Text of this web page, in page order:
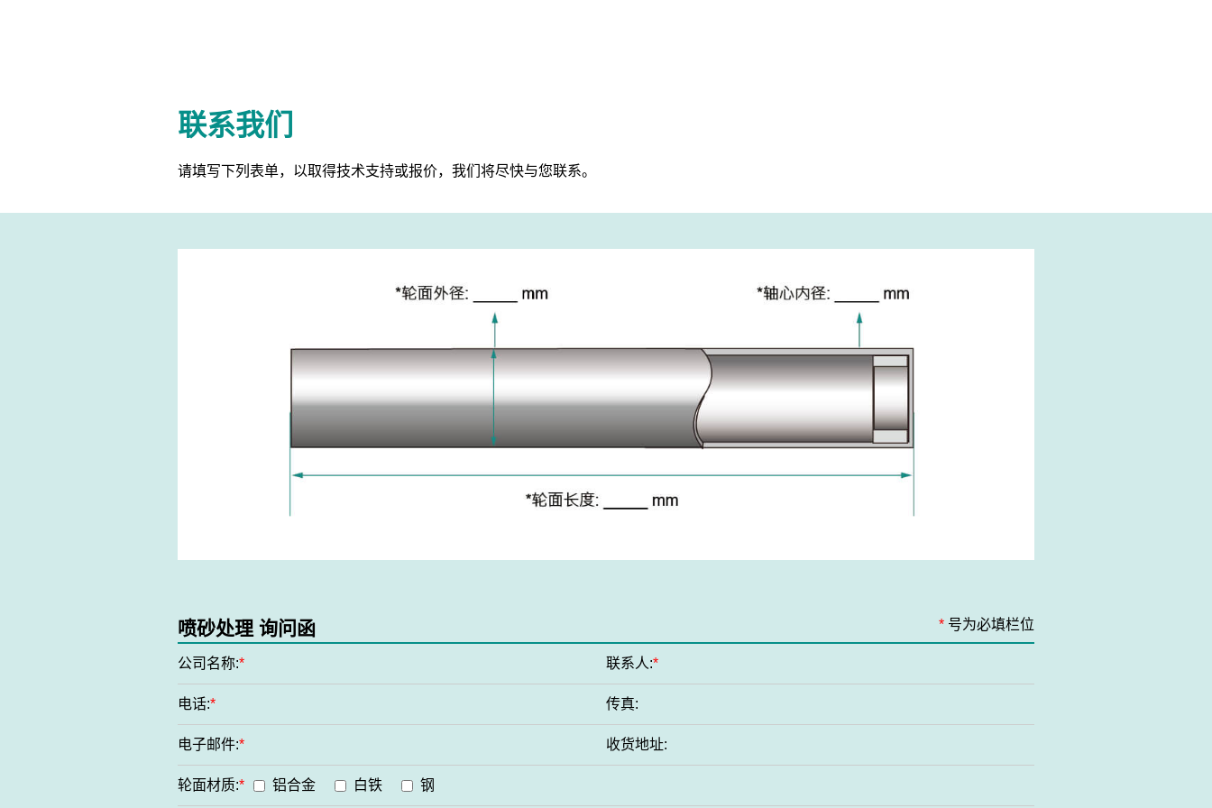
联系我们
请填写下列表单，以取得技术支持或报价，我们将尽快与您联系。
喷砂处理 询问函 *号为必填栏位
公司名称:* 联系人:*
电话:* 传真:
电子邮件:* 收货地址:
轮面材质:* 铝合金 白铁 钢